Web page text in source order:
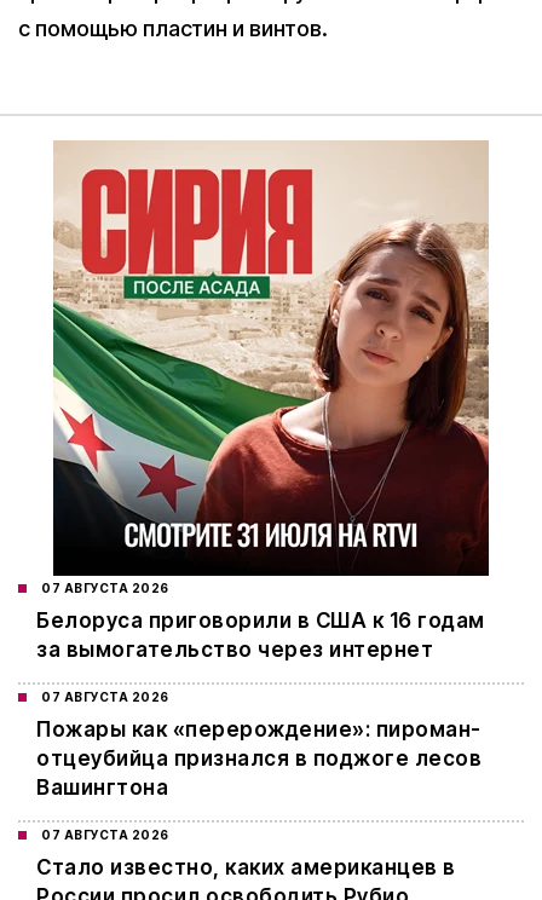
с помощью пластин и винтов.
07 АВГУСТА 2026
Белоруса приговорили в США к 16 годам
за вымогательство через интернет
07 АВГУСТА 2026
Пожары как «перерождение»: пироман-
отцеубийца признался в поджоге лесов
Вашингтона
07 АВГУСТА 2026
Стало известно, каких американцев в